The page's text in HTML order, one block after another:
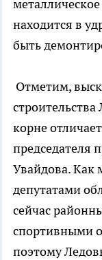
находится в
быть
Отметим,
строительства
корне
председателя
Увайдова. Как
депутатами
сейчас
спортивными
поэтому